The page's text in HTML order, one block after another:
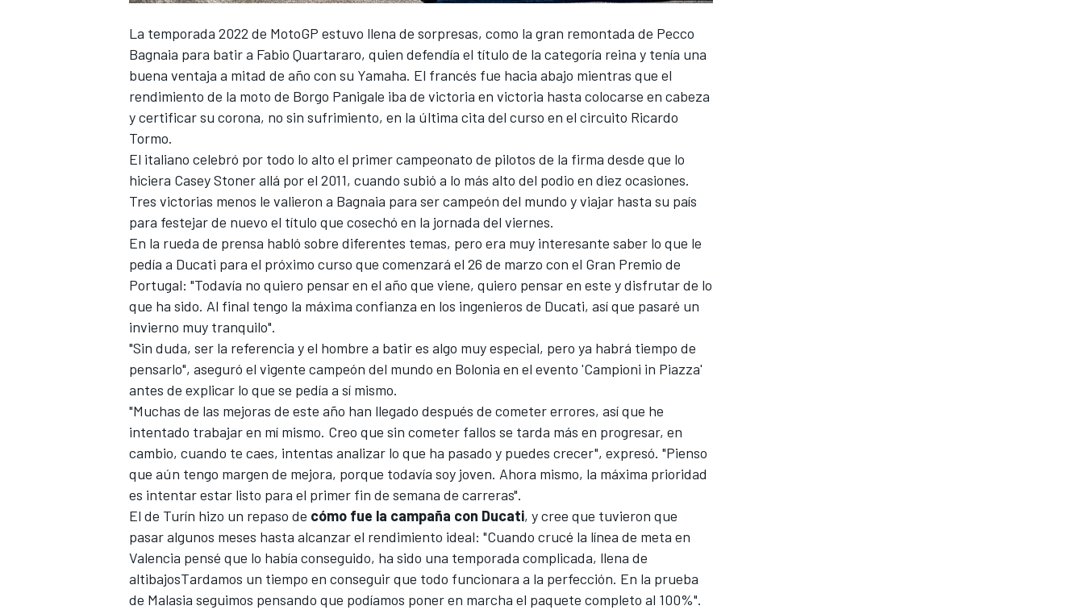
FÓRMULA E
WRC
La temporada 2022 de MotoGP estuvo llena de sorpresas, como la gran remontada de Pecco
Bagnaia para batir a Fabio Quartararo, quien defendía el título de la categoría reina y tenía una
buena ventaja a mitad de año con su Yamaha. El francés fue hacia abajo mientras que el
rendimiento de la moto de Borgo Panigale iba de victoria en victoria hasta colocarse en cabeza
y certificar su corona, no sin sufrimiento, en la última cita del curso en el circuito Ricardo
Tormo.
El italiano celebró por todo lo alto el primer campeonato de pilotos de la firma desde que lo
hiciera Casey Stonerallá por el 2011, cuando subió a lo más alto del podio en diez ocasiones.
Tres victorias menos le valieron a Bagnaia para ser campeón del mundo y viajar hasta su país
para festejar de nuevo el título que cosechó en la jornada del viernes.
En la rueda de prensa habló sobre diferentes temas, pero era muy interesante saber lo que le
pedía a Ducati para el próximo curso que comenzará el 26 de marzo con el Gran Premio de
Portugal: "Todavía no quiero pensar en el año que viene, quiero pensar en este y disfrutar de lo
que ha sido. Al final tengo la máxima confianza en los ingenieros de Ducati, así que pasaré un
invierno muy tranquilo".
"Sin duda, ser la referencia y el hombre a batir es algo muy especial, pero ya habrá tiempo de
pensarlo", aseguró el vigente campeón del mundo en Bolonia en el evento 'Campioni in Piazza'
antes de explicar lo que se pedía a sí mismo.
"Muchas de las mejoras de este año han llegado después de cometer errores, así que he
intentado trabajar en mí mismo. Creo que sin cometer fallos se tarda más en progresar, en
cambio, cuando te caes, intentas analizar lo que ha pasado y puedes crecer", expresó. "Pienso
que aún tengo margen de mejora, porque todavía soy joven. Ahora mismo, la máxima prioridad
es intentar estar listo para el primer fin de semana de carreras".
El de Turín hizo un repaso de cómo fue la campaña con Ducati, y cree que tuvieron que
pasar algunos meses hasta alcanzar el rendimiento ideal: "Cuando crucé la línea de meta en
Valencia pensé que lo había conseguido, ha sido una temporada complicada, llena de
altibajosTardamos un tiempo en conseguir que todo funcionara a la perfección. En la prueba
de Malasia seguimos pensando que podíamos poner en marcha el paquete completo al 100%".